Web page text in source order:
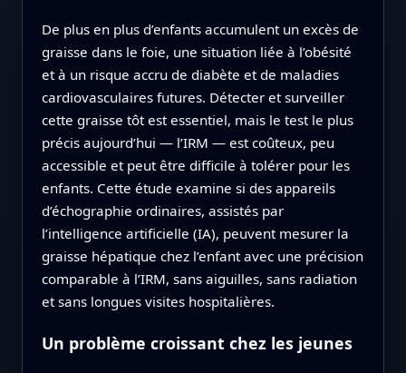
De plus en plus d’enfants accumulent un excès de
graisse dans le foie, une situation liée à l’obésité
et à un risque accru de diabète et de maladies
cardiovasculaires futures. Détecter et surveiller
cette graisse tôt est essentiel, mais le test le plus
précis aujourd’hui — l’IRM — est coûteux, peu
accessible et peut être difficile à tolérer pour les
enfants. Cette étude examine si des appareils
d’échographie ordinaires, assistés par
l’intelligence artificielle (IA), peuvent mesurer la
graisse hépatique chez l’enfant avec une précision
comparable à l’IRM, sans aiguilles, sans radiation
et sans longues visites hospitalières.
Un problème croissant chez les jeunes